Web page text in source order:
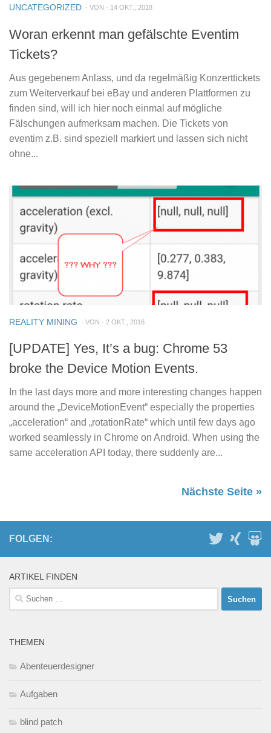
UNCATEGORIZED · VON · 14 OKT., 2018
Woran erkennt man gefälschte Eventim
Tickets?
Aus gegebenem Anlass, und da regelmäßig Konzerttickets
zum Weiterverkauf bei eBay und anderen Plattformen zu
finden sind, will ich hier noch einmal auf mögliche
Fälschungen aufmerksam machen. Die Tickets von
eventim z.B. sind speziell markiert und lassen sich nicht
ohne...
REALITY MINING · VON · 2 OKT., 2016
[UPDATE] Yes, It’s a bug: Chrome 53
broke the Device Motion Events.
In the last days more and more interesting changes happen
around the „DeviceMotionEvent“ especially the properties
„acceleration“ and „rotationRate“ which until few days ago
worked seamlessly in Chrome on Android. When using the
same acceleration API today, there suddenly are...
Nächste Seite »
FOLGEN:
ARTIKEL FINDEN
Suchen
nach:
THEMEN
Abenteuerdesigner
Aufgaben
blind patch